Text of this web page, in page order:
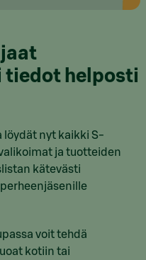
tiedot helposti
nyt kaikki S-
ja tuotteiden
kätevästi
voit tehdä
kotiin tai